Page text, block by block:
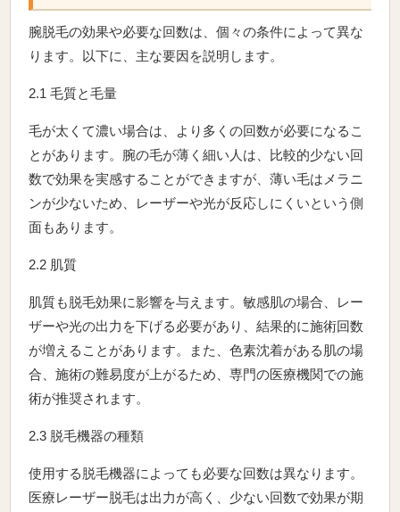
腕脱毛の効果や必要な回数は、個々の条件によって異な
ります。以下に、主な要因を説明します。
2.1 毛質と毛量
毛が太くて濃い場合は、より多くの回数が必要になるこ
とがあります。腕の毛が薄く細い人は、比較的少ない回
数で効果を実感することができますが、薄い毛はメラニ
ンが少ないため、レーザーや光が反応しにくいという側
面もあります。
2.2 肌質
肌質も脱毛効果に影響を与えます。敏感肌の場合、レー
ザーや光の出力を下げる必要があり、結果的に施術回数
が増えることがあります。また、色素沈着がある肌の場
合、施術の難易度が上がるため、専門の医療機関での施
術が推奨されます。
2.3 脱毛機器の種類
使用する脱毛機器によっても必要な回数は異なります。
医療レーザー脱毛は出力が高く、少ない回数で効果が期